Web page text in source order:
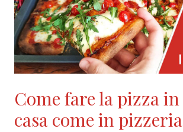
Come fare la pizza in
casa come in pizzeria